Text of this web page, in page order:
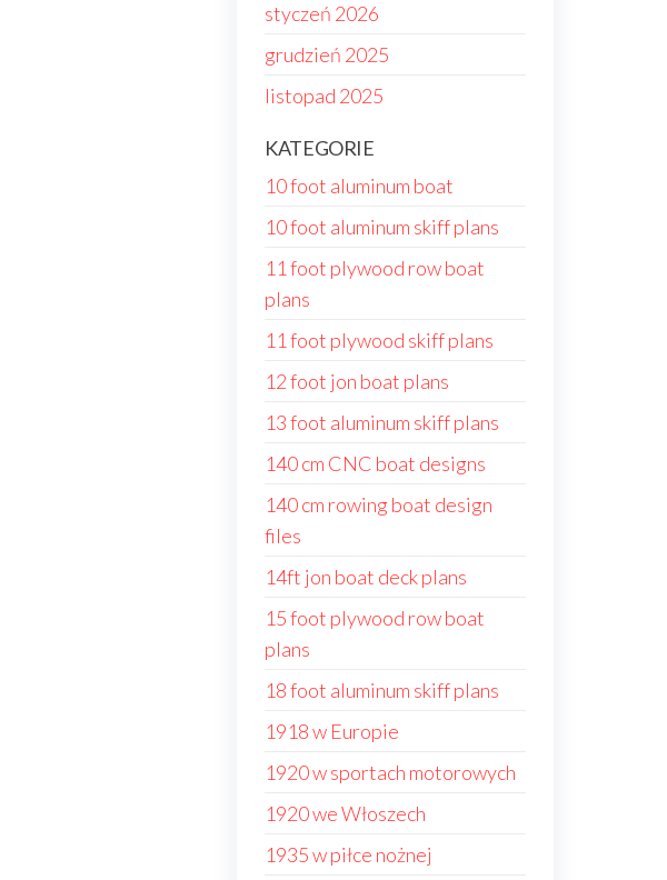
styczeń 2026
grudzień 2025
listopad 2025
KATEGORIE
10 foot aluminum boat
10 foot aluminum skiff plans
11 foot plywood row boat
plans
11 foot plywood skiff plans
12 foot jon boat plans
13 foot aluminum skiff plans
140 cm CNC boat designs
140 cm rowing boat design
files
14ft jon boat deck plans
15 foot plywood row boat
plans
18 foot aluminum skiff plans
1918 w Europie
1920 w sportach motorowych
1920 we Włoszech
1935 w piłce nożnej